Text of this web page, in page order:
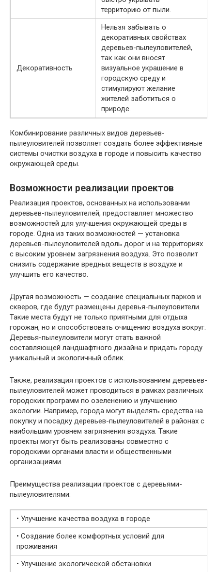
территорию от пыли.
Декоративность
Нельзя забывать о
декоративных свойствах
деревьев-пылеуловителей,
так как они вносят
визуальное украшение в
городскую среду и
стимулируют желание
жителей заботиться о
природе.
Комбинирование различных видов деревьев-
пылеуловителей позволяет создать более эффективные
системы очистки воздуха в городе и повысить качество
окружающей среды.
Возможности реализации проектов
Реализация проектов, основанных на использовании
деревьев-пылеуловителей, предоставляет множество
возможностей для улучшения окружающей среды в
городе. Одна из таких возможностей — установка
деревьев-пылеуловителей вдоль дорог и на территориях
с высоким уровнем загрязнения воздуха. Это позволит
снизить содержание вредных веществ в воздухе и
улучшить его качество.
Другая возможность — создание специальных парков и
скверов, где будут размещены деревья-пылеуловители.
Такие места будут не только приятными для отдыха
горожан, но и способствовать очищению воздуха вокруг.
Деревья-пылеуловители могут стать важной
составляющей ландшафтного дизайна и придать городу
уникальный и экологичный облик.
Также, реализация проектов с использованием деревьев-
пылеуловителей может проводиться в рамках различных
городских программ по озеленению и улучшению
экологии. Например, города могут выделять средства на
покупку и посадку деревьев-пылеуловителей в районах с
наибольшим уровнем загрязнения воздуха. Такие
проекты могут быть реализованы совместно с
городскими органами власти и общественными
организациями.
Преимущества реализации проектов с деревьями-
пылеуловителями:
• Улучшение качества воздуха в городе
• Создание более комфортных условий для
проживания
• Улучшение экологической обстановки